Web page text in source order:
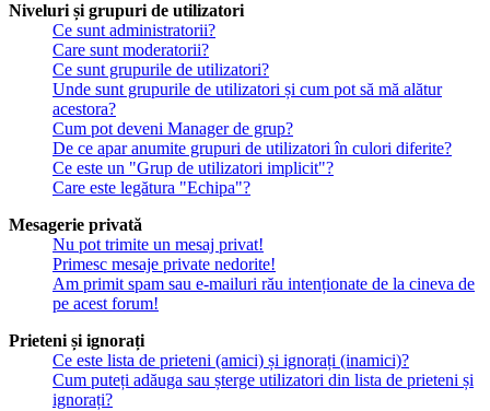
Niveluri și grupuri de utilizatori
Ce sunt administratorii?
Care sunt moderatorii?
Ce sunt grupurile de utilizatori?
Unde sunt grupurile de utilizatori și cum pot să mă alătur
acestora?
Cum pot deveni Manager de grup?
De ce apar anumite grupuri de utilizatori în culori diferite?
Ce este un "Grup de utilizatori implicit"?
Care este legătura "Echipa"?
Mesagerie privată
Nu pot trimite un mesaj privat!
Primesc mesaje private nedorite!
Am primit spam sau e-mailuri rău intenționate de la cineva de
pe acest forum!
Prieteni și ignorați
Ce este lista de prieteni (amici) și ignorați (inamici)?
Cum puteți adăuga sau șterge utilizatori din lista de prieteni și
ignorați?